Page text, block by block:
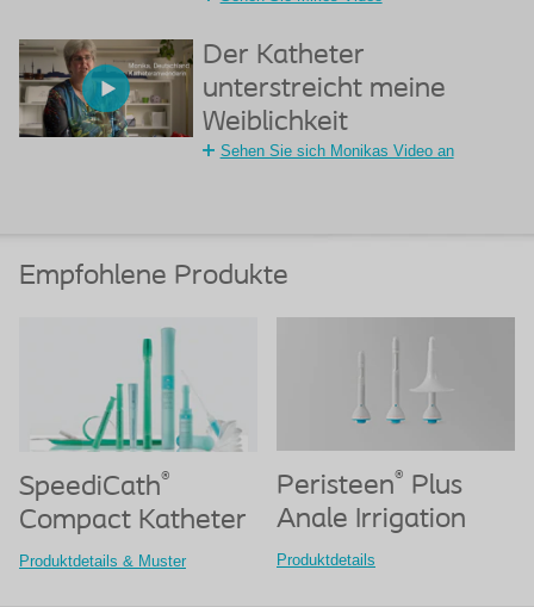
Der Katheter
unterstreicht meine
Weiblichkeit
Sehen Sie sich Monikas Video an
Empfohlene Produkte
SpeediCath®
Compact Katheter
Produktdetails & Muster
Peristeen® Plus
Anale Irrigation
Produktdetails